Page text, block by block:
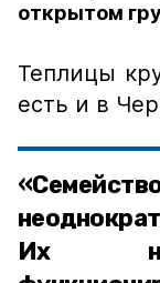
открытом
Теплицы
есть и в
Их